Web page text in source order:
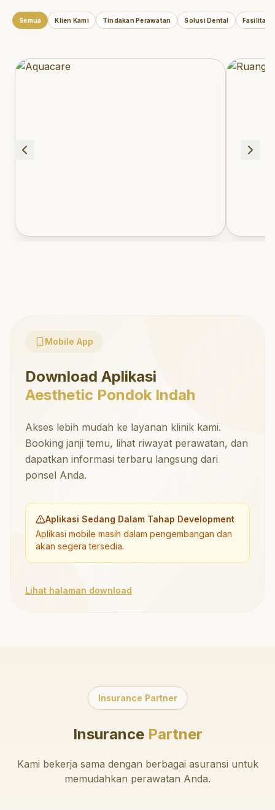
Semua Klien Kami Tindakan Perawatan Solusi Dental Fasilitas
Mobile App
Download Aplikasi
Aesthetic Pondok Indah
Akses lebih mudah ke layanan klinik kami.
Booking janji temu, lihat riwayat perawatan, dan
dapatkan informasi terbaru langsung dari
ponsel Anda.
Aplikasi Sedang Dalam Tahap Development
Aplikasi mobile masih dalam pengembangan dan
akan segera tersedia.
Lihat halaman download
Insurance Partner
InsurancePartner
Kami bekerja sama dengan berbagai asuransi untuk
memudahkan perawatan Anda.